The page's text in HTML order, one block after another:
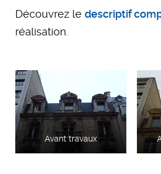
Découvrez ledescriptif
réalisation.
Avant travaux